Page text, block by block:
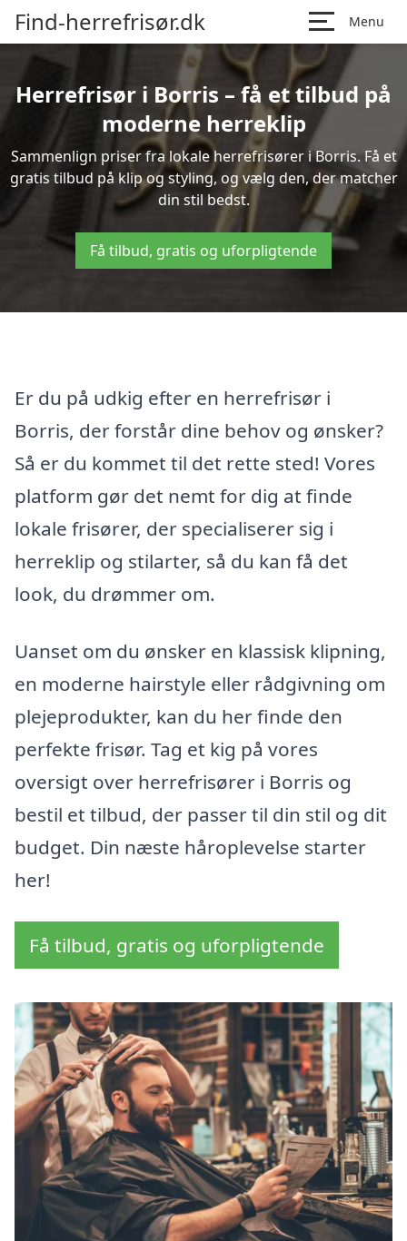
Find-herrefrisør.dk Menu
Herrefrisør i Borris – få et tilbud på
moderne herreklip
Sammenlign priser fra lokale herrefrisører i Borris. Få et
gratis tilbud på klip og styling, og vælg den, der matcher
din stil bedst.
Få tilbud, gratis og uforpligtende
Er du på udkig efter en herrefrisør i
Borris, der forstår dine behov og ønsker?
Så er du kommet til det rette sted! Vores
platform gør det nemt for dig at finde
lokale frisører, der specialiserer sig i
herreklip og stilarter, så du kan få det
look, du drømmer om.
Uanset om du ønsker en klassisk klipning,
en moderne hairstyle eller rådgivning om
plejeprodukter, kan du her finde den
perfekte frisør. Tag et kig på vores
oversigt over herrefrisører i Borris og
bestil et tilbud, der passer til din stil og dit
budget. Din næste håroplevelse starter
her!
Få tilbud, gratis og uforpligtende